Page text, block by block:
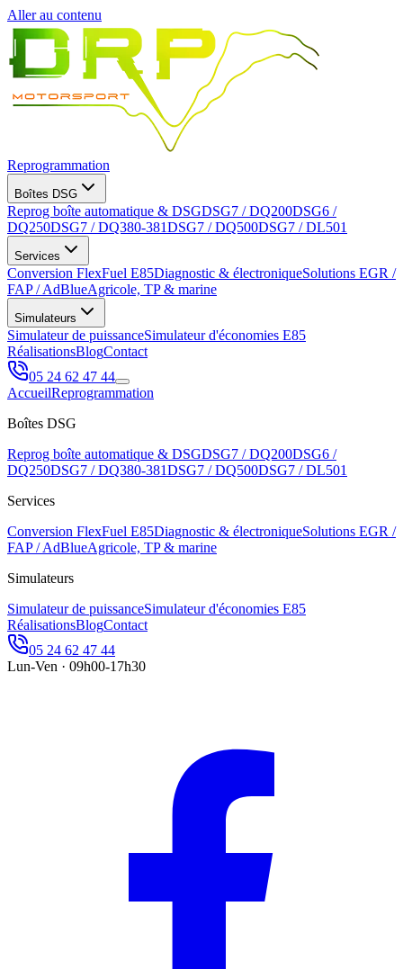
Aller au contenu
Reprogrammation
Boîtes DSG
Reprog boîte automatique & DSGDSG7 / DQ200DSG6 /
DQ250DSG7 / DQ380-381DSG7 / DQ500DSG7 / DL501
Services
Conversion FlexFuel E85Diagnostic & électroniqueSolutions EGR /
FAP / AdBlueAgricole, TP & marine
Simulateurs
Simulateur de puissanceSimulateur d'économies E85
RéalisationsBlogContact
05 24 62 47 44
AccueilReprogrammation
Boîtes DSG
Reprog boîte automatique & DSGDSG7 / DQ200DSG6 /
DQ250DSG7 / DQ380-381DSG7 / DQ500DSG7 / DL501
Services
Conversion FlexFuel E85Diagnostic & électroniqueSolutions EGR /
FAP / AdBlueAgricole, TP & marine
Simulateurs
Simulateur de puissanceSimulateur d'économies E85
RéalisationsBlogContact
05 24 62 47 44
Lun-Ven · 09h00-17h30